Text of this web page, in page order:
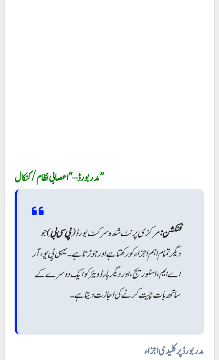
مدر بورڈ – “اعصابی نظام / کنکال”
فنکشن:مرکزی پرنٹ شدہ سرکٹ بورڈ (پی سی بی) جو
دیگر تمام اہم اجزاء کو رکھتا ہے اور جوڑتا ہے۔ یہسی پی یو ، آر
اے ایم ، اسٹوریج، اور دیگر ہارڈ ویئر کو ایک دوسرے کے
ساتھ بات چیت کرنے کی اجازت دیتا ہے۔
مدر بورڈ پر کلیدی اجزاء